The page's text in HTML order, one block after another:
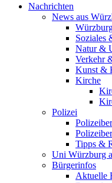
Nachrichten
News aus
Soziales
Natur &
Verkehr
Kunst &
Kirche
Polizei
Tipps &
Uni Würzburg
Bürgerinfos
Aktuelle